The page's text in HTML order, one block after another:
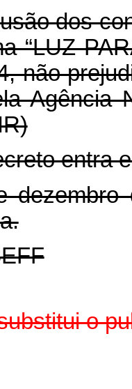
dos
“LUZ
não
Agência
entra
dezembro
o